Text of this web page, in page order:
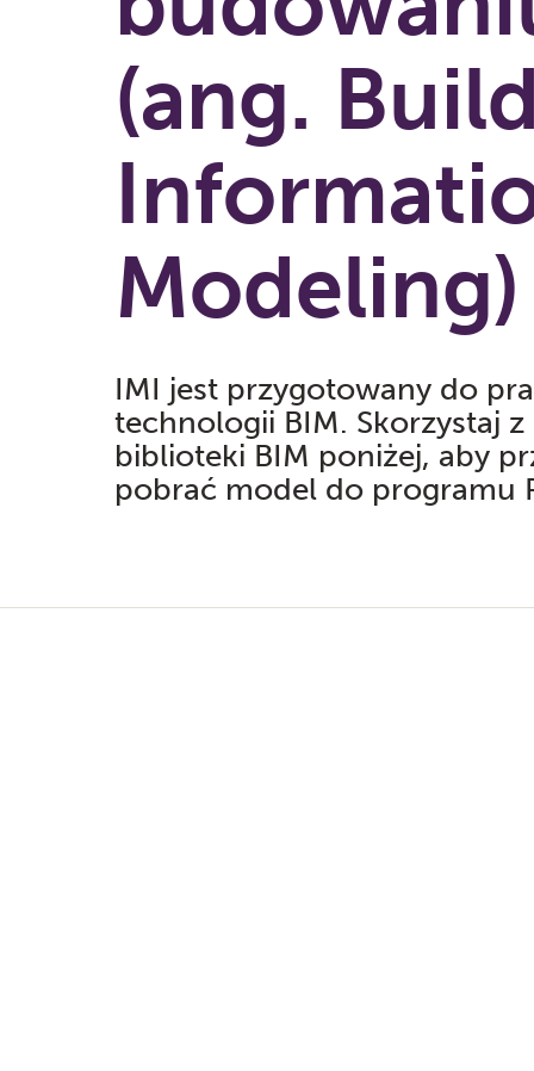
(ang.
Modeling)
IMI jest przygotowany do
technologii BIM. Skorzystaj z
biblioteki BIM poniżej, aby
pobrać model do programu